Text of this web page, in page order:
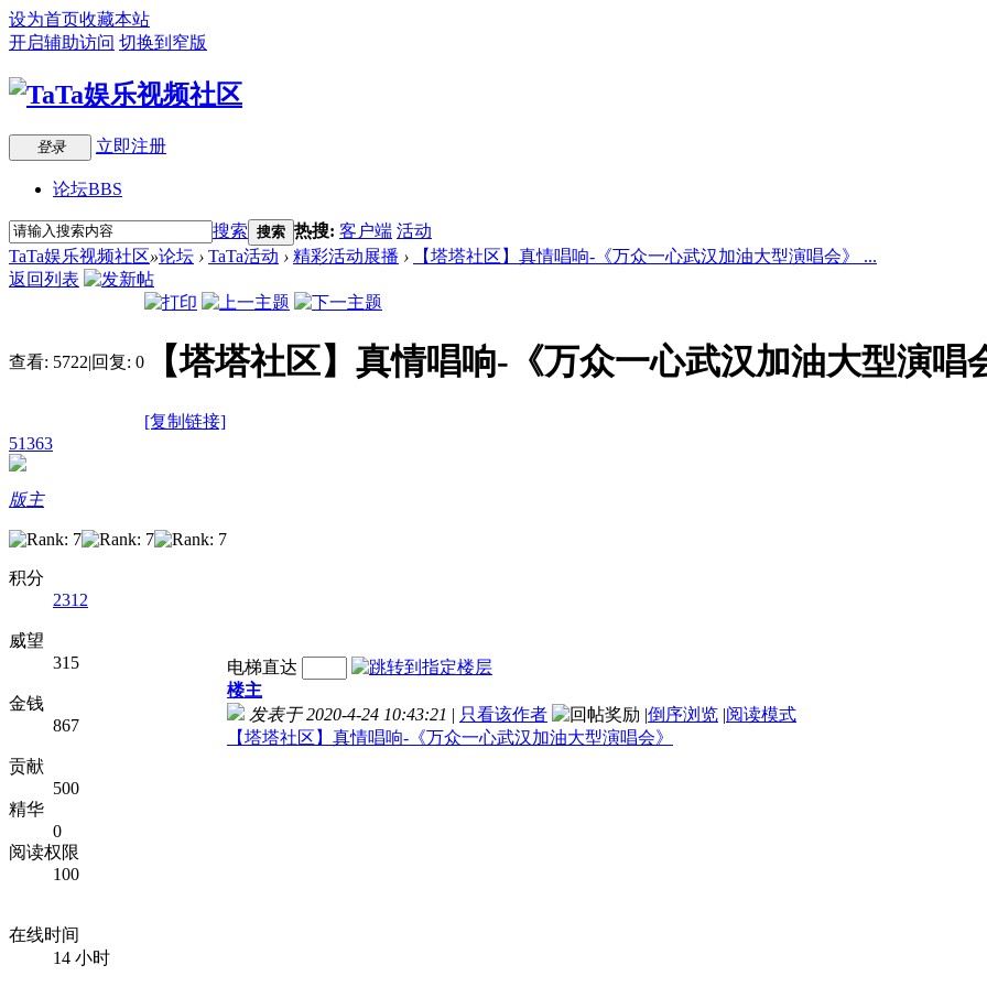
设为首页收藏本站
开启辅助访问 切换到窄版
登录 立即注册
论坛BBS
搜索 搜索 热搜: 客户端 活动
TaTa娱乐视频社区»论坛 › TaTa活动 › 精彩活动展播 ›
【塔塔社区】真情唱响-《万众一心武汉加油大型演唱会》 ...
返回列表
查看: 5722|回复: 0 【塔塔社区】真情唱响-《万众一心武汉加油大型演唱
[复制链接]
51363
版主
积分
2312
威望
315
金钱
867
贡献
500
精华
0
阅读权限
100
在线时间
14 小时
电梯直达
楼主
发表于 2020-4-24 10:43:21 | 只看该作者 |倒序浏览 |阅读模式
【塔塔社区】真情唱响-《万众一心武汉加油大型演唱会》